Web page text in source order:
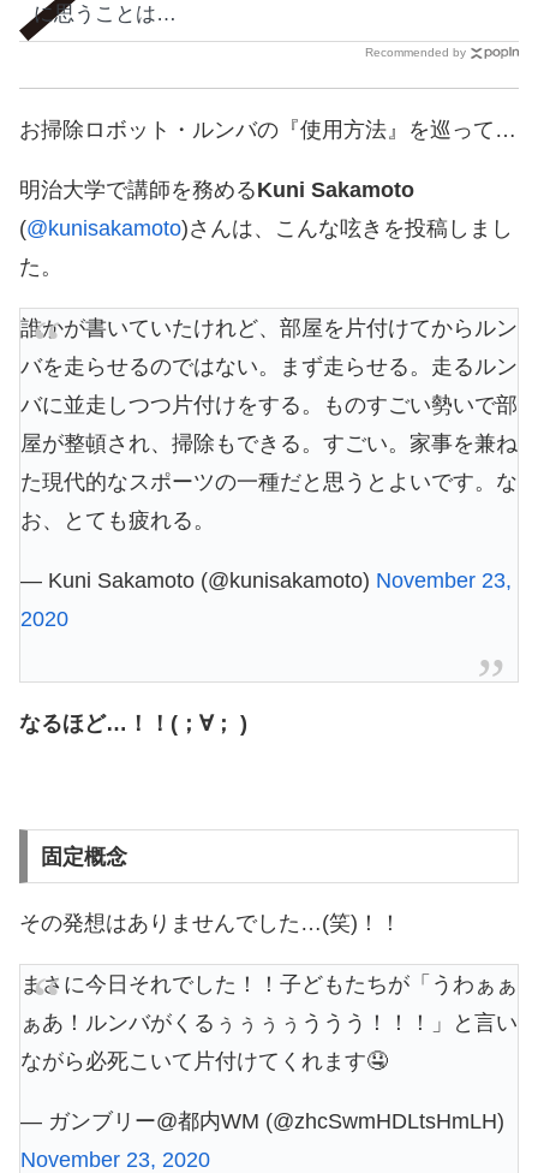
に思うことは…
Recommended by
お掃除ロボット・ルンバの『使用方法』を巡って…
明治大学で講師を務めるKuni Sakamoto
(@kunisakamoto)さんは、こんな呟きを投稿しまし
た。
誰かが書いていたけれど、部屋を片付けてからルン
バを走らせるのではない。まず走らせる。走るルン
バに並走しつつ片付けをする。ものすごい勢いで部
屋が整頓され、掃除もできる。すごい。家事を兼ね
た現代的なスポーツの一種だと思うとよいです。な
お、とても疲れる。
— Kuni Sakamoto (@kunisakamoto) November 23,
2020
なるほど…！！(；∀； )
固定概念
その発想はありませんでした…(笑)！！
まさに今日それでした！！子どもたちが「うわぁぁ
ぁあ！ルンバがくるぅぅぅぅううう！！！」と言い
ながら必死こいて片付けてくれます🤤
— ガンブリー@都内WM (@zhcSwmHDLtsHmLH)
November 23, 2020